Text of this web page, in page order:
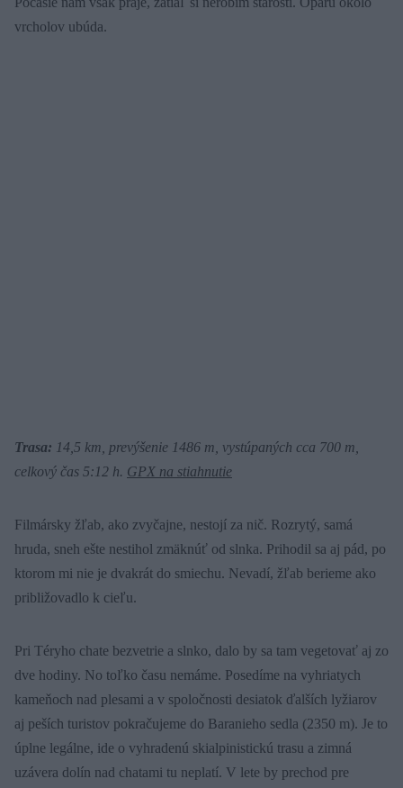
vrcholov ubúda.
Trasa: 14,5 km, prevýšenie 1486 m, vystúpaných cca 700 m,
celkový čas 5:12 h. GPX na stiahnutie
Filmársky žľab, ako zvyčajne, nestojí za nič. Rozrytý, samá
hruda, sneh ešte nestihol zmäknúť od slnka. Prihodil sa aj pád, po
ktorom mi nie je dvakrát do smiechu. Nevadí, žľab berieme ako
približovadlo k cieľu.
Pri Téryho chate bezvetrie a slnko, dalo by sa tam vegetovať aj zo
dve hodiny. No toľko času nemáme. Posedíme na vyhriatych
kameňoch nad plesami a v spoločnosti desiatok ďalších lyžiarov
aj peších turistov pokračujeme do Baranieho sedla (2350 m). Je to
úplne legálne, ide o vyhradenú skialpinistickú trasu a zimná
uzávera dolín nad chatami tu neplatí. V lete by prechod pre